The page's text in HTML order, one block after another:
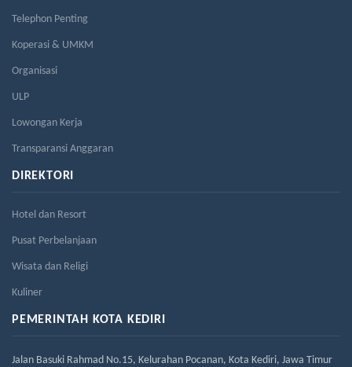
Telephon Penting
Koperasi & UMKM
Organisasi
ULP
Lowongan Kerja
Transparansi Anggaran
DIREKTORI
Hotel dan Resort
Pusat Perbelanjaan
Wisata dan Religi
Kuliner
PEMERINTAH KOTA KEDIRI
Jalan Basuki Rahmad No.15, Kelurahan Pocanan, Kota Kediri, Jawa Timur